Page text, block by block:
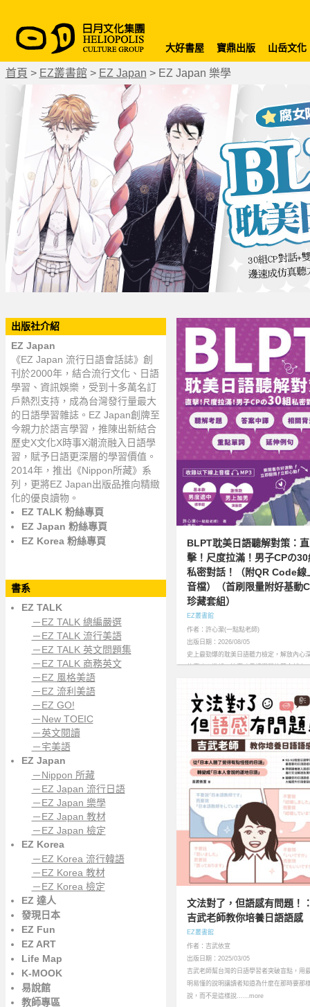
大好書屋 寶鼎出版 山岳文化
首頁 > EZ叢書館 > EZ Japan > EZ Japan 樂學
出版社介紹
EZ Japan
《EZ Japan 流行日語會話誌》創
刊於2000年，結合流行文化、日語
學習、資訊娛樂，受到十多萬名訂
戶熱烈支持，成為台灣發行量最大
的日語學習雜誌。EZ Japan創牌至
今親力於語言學習，推陳出新結合
歷史X文化X時事X潮流融入日語學
習，賦予日語更深層的學習價值。
2014年，推出《Nippon所藏》系
列，更將EZ Japan出版品推向精緻
化的優良讀物。
EZ TALK 粉絲專頁
EZ Japan 粉絲專頁
EZ Korea 粉絲專頁
書系
EZ TALK
－EZ TALK 總編嚴選
－EZ TALK 流行美語
－EZ TALK 英文問題集
－EZ TALK 商務英文
－EZ 風格美語
－EZ 流利美語
－EZ GO!
－New TOEIC
－英文閱讀
－宅美語
EZ Japan
－Nippon 所藏
－EZ Japan 流行日語
－EZ Japan 樂學
－EZ Japan 教材
－EZ Japan 檢定
EZ Korea
－EZ Korea 流行韓語
－EZ Korea 教材
－EZ Korea 檢定
EZ 達人
發現日本
EZ Fun
EZ ART
Life Map
K-MOOK
易說館
教師專區
BLPT耽美日語聽解對策：直
擊！尺度拉滿！男子CPの30
私密對話！（附QR Code線
音檔）（首刷限量附好基動
珍藏套組）
EZ叢書館
作者：許心瀠(一點點老師)
出版日期：2026/08/05
史上最勁爆的耽美日語聽力檢定，解放內心
的腐魂！掀起一波腐味日語學習的革命新高
文法對了，但語感有問題！
吉武老師教你培養日語語感
EZ叢書館
作者：吉武依宣
出版日期：2025/03/05
吉武老師幫台灣的日語學習者突破盲點，用
明易懂的說明讓讀者知道為什麼在那時要那
說，而不是這樣說……more